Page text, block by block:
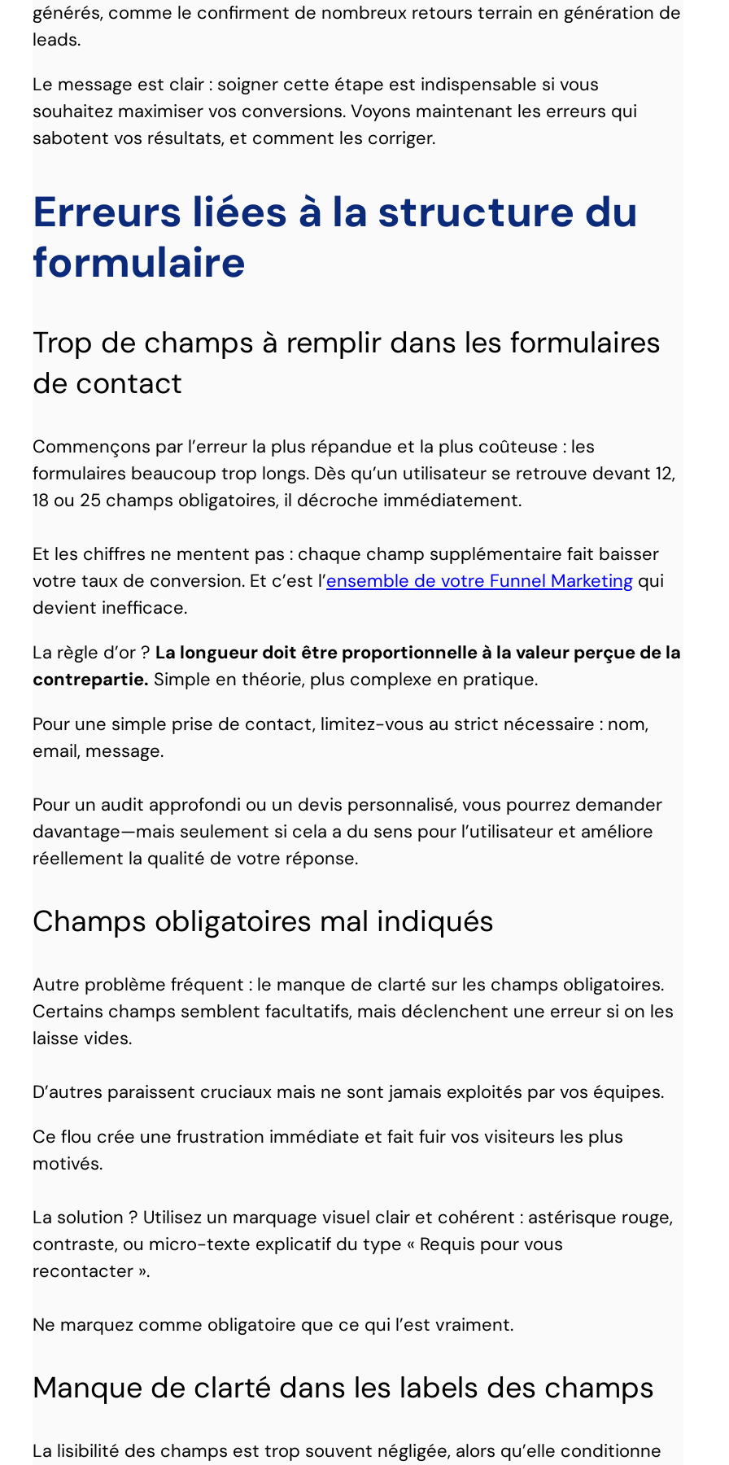
générés, comme le confirment de nombreux retours terrain en génération de
leads.
Le message est clair : soigner cette étape est indispensable si vous
souhaitez maximiser vos conversions. Voyons maintenant les erreurs qui
sabotent vos résultats, et comment les corriger.
Erreurs liées à la structure du
formulaire
Trop de champs à remplir dans les formulaires
de contact
Commençons par l’erreur la plus répandue et la plus coûteuse : les
formulaires beaucoup trop longs. Dès qu’un utilisateur se retrouve devant 12,
18 ou 25 champs obligatoires, il décroche immédiatement.
Et les chiffres ne mentent pas : chaque champ supplémentaire fait baisser
votre taux de conversion. Et c’est l’ensemble de votre Funnel Marketing qui
devient inefficace.
La règle d’or ? La longueur doit être proportionnelle à la valeur perçue de la
contrepartie. Simple en théorie, plus complexe en pratique.
Pour une simple prise de contact, limitez-vous au strict nécessaire : nom,
email, message.
Pour un audit approfondi ou un devis personnalisé, vous pourrez demander
davantage—mais seulement si cela a du sens pour l’utilisateur et améliore
réellement la qualité de votre réponse.
Champs obligatoires mal indiqués
Autre problème fréquent : le manque de clarté sur les champs obligatoires.
Certains champs semblent facultatifs, mais déclenchent une erreur si on les
laisse vides.
D’autres paraissent cruciaux mais ne sont jamais exploités par vos équipes.
Ce flou crée une frustration immédiate et fait fuir vos visiteurs les plus
motivés.
La solution ? Utilisez un marquage visuel clair et cohérent : astérisque rouge,
contraste, ou micro-texte explicatif du type « Requis pour vous
recontacter ».
Ne marquez comme obligatoire que ce qui l’est vraiment.
Manque de clarté dans les labels des champs
La lisibilité des champs est trop souvent négligée, alors qu’elle conditionne